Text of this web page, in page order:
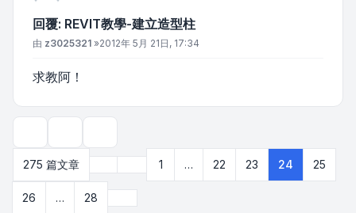
回覆: REVIT教學-建立造型柱
文章
由 z3025321 »2012年 5月 21日, 17:34
求教阿！
275 篇文章
第24頁 (共 頁)
上一頁1 … 22 23 24 25
26 … 28